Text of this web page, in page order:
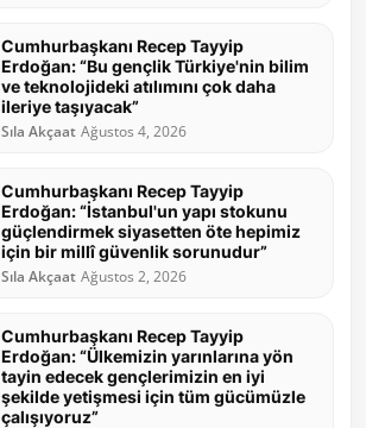
Cumhurbaşkanı Recep Tayyip
Erdoğan: “Bu gençlik Türkiye'nin bilim
ve teknolojideki atılımını çok daha
ileriye taşıyacak”
Sıla Akçaat Ağustos 4, 2026
Cumhurbaşkanı Recep Tayyip
Erdoğan: “İstanbul'un yapı stokunu
güçlendirmek siyasetten öte hepimiz
için bir millî güvenlik sorunudur”
Sıla Akçaat Ağustos 2, 2026
Cumhurbaşkanı Recep Tayyip
Erdoğan: “Ülkemizin yarınlarına yön
tayin edecek gençlerimizin en iyi
şekilde yetişmesi için tüm gücümüzle
çalışıyoruz”